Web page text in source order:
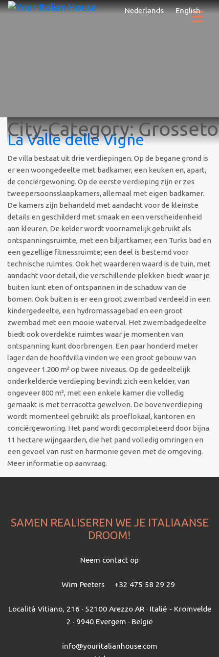
Nederlands English
City-Category:Grosseto
La Valle delle Vigne
De villa bestaat uit drie verdiepingen. Op de begane grond is
er een woongedeelte met badkamer, een keuken en, apart,
de conciërgewoning. Op de eerste verdieping zijn er zes
tweepersoonsslaapkamers, allemaal met eigen badkamer.
De kamers zijn behandeld met aandacht voor de kleinste
details en geschilderd met smaak en een verscheidenheid
aan kleuren. De kelder wordt voornamelijk gebruikt als
ontspanningsruimte, met een biljartkamer, een Turks bad en
een gezellige fitnessruimte; een deel is bestemd voor
technische ruimtes. Ook het waarderen waard is de tuin, met
aandacht voor detail, die verschillende plekken biedt waar je
buiten kunt eten of ontspannen in de schaduw van de
bomen. Ook buiten is er een groot zwembad verdeeld in een
kindergedeelte, een hydromassagebad en een groot
zwembad met een mooie waterval. Het zwembadgedeelte
biedt ook overdekte ruimtes waar je momenten van
ontspanning kunt doorbrengen. Een paar honderd meter
lager dan de hoofdvilla vinden we een groot gebouw van
ongeveer 1.200 m² op twee niveaus. Op de gedeeltelijk
onderkelderde verdieping bevindt zich een kelder, van
ongeveer 800 m², met een enkele kamer die volledig
gemaakt is met terracotta gewelven. De bovenverdieping
wordt momenteel gebruikt als proeflokaal, kantoren en
conciërgewoning. Het pand wordt gecompleteerd door bijna
11 hectare wijngaarden, die het pand volledig omringen en
een gevoel van rust en harmonie geven met de omgeving.
Meer informatie op aanvraag.
SAMEN REALISEREN WE JE ITALIAANSE
DROOM!
Neem contact op
Wim Peeters +32 475 58 29 29
Località Vitiano, 216 · 52100 Arezzo AR · Italië - Kromvelde
2 · 9940 Evergem · België
info@youritalianhouse.com